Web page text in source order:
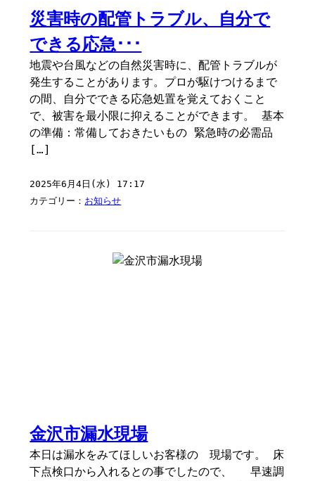
災害時の配管トラブル、自分で
できる応急･･･
地震や台風などの自然災害時に、配管トラブルが
発生することがあります。プロが駆けつけるまで
の間、自分でできる応急処置を覚えておくこと
で、被害を最小限に抑えることができます。 基本
の準備：常備しておきたいもの 緊急時の必需品
[…]
2025年6月4日(水) 17:17
カテゴリー： お知らせ
金沢市漏水現場
本日は漏水をみてほしいお客様の 現場です。 床
下点検口から入れるとの事でしたので、 早速調